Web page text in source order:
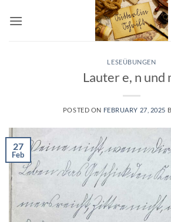
LESEÜBUNGEN
Lauter e, n und
POSTED ON FEBRUARY 27, 2025
27
Feb